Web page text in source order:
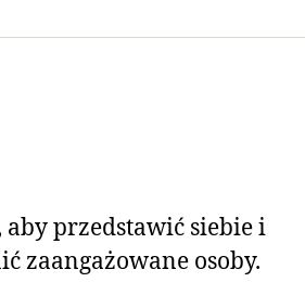
aby przedstawić siebie i
zaangażowane osoby.